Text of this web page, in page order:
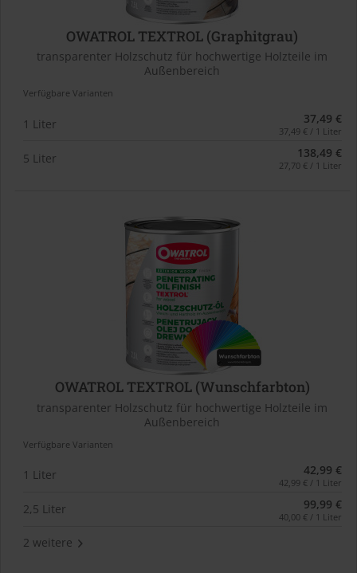
OWATROL TEXTROL (Graphitgrau)
transparenter Holzschutz für hochwertige Holzteile im
Außenbereich
Verfügbare Varianten
1 Liter 37,49 €
37,49 € / 1 Liter
5 Liter 138,49 €
27,70 € / 1 Liter
OWATROL TEXTROL (Wunschfarbton)
transparenter Holzschutz für hochwertige Holzteile im
Außenbereich
Verfügbare Varianten
1 Liter 42,99 €
42,99 € / 1 Liter
2,5 Liter 99,99 €
40,00 € / 1 Liter
2 weitere